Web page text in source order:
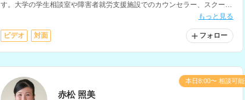
す。大学の学生相談室や障害者就労支援施設でのカウンセラー、スクール
もっと見る
ビデオ 対面 フォロー
赤松 照美
本日8:00〜 相談可能